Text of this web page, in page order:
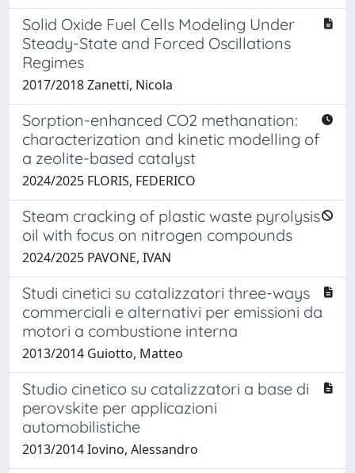
Solid Oxide Fuel Cells Modeling Under
Steady-State and Forced Oscillations
Regimes
2017/2018 Zanetti, Nicola
Sorption-enhanced CO2 methanation:
characterization and kinetic modelling of
a zeolite-based catalyst
2024/2025 FLORIS, FEDERICO
Steam cracking of plastic waste pyrolysis
oil with focus on nitrogen compounds
2024/2025 PAVONE, IVAN
Studi cinetici su catalizzatori three-ways
commerciali e alternativi per emissioni da
motori a combustione interna
2013/2014 Guiotto, Matteo
Studio cinetico su catalizzatori a base di
perovskite per applicazioni
automobilistiche
2013/2014 Iovino, Alessandro